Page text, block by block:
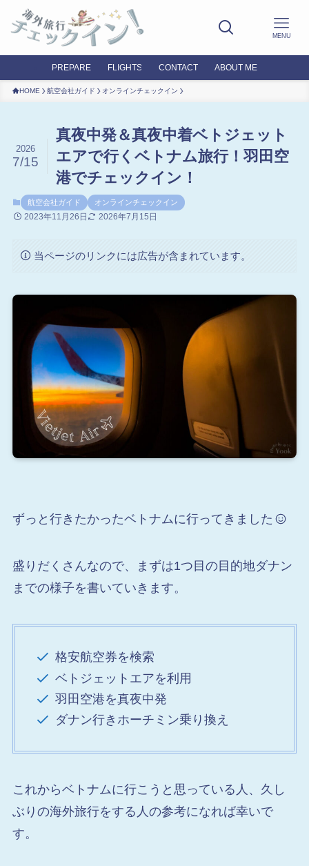
MENU
PREPARE FLIGHTS CONTACT ABOUT ME
HOME 航空会社ガイド オンラインチェックイン
真夜中発＆真夜中着ベトジェット
エアで行くベトナム旅行！羽田空
港でチェックイン！
2026
7/15
航空会社ガイド オンラインチェックイン
2023年11月26日 2026年7月15日
当ページのリンクには広告が含まれています。
ずっと行きたかったベトナムに行ってきました
盛りだくさんなので、まずは1つ目の目的地ダナン
までの様子を書いていきます。
格安航空券を検索
ベトジェットエアを利用
羽田空港を真夜中発
ダナン行きホーチミン乗り換え
これからベトナムに行こうと思っている人、久し
ぶりの海外旅行をする人の参考になれば幸いで
す。